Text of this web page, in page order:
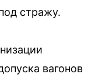
стражу.
вагонов